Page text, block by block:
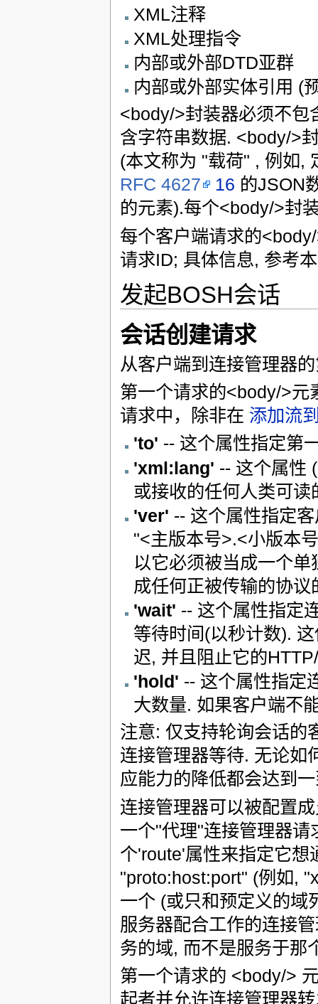
XML注释
XML处理指令
内部或外部DTD亚群
内部或外部实体引用 (
<body/>封装器必须不包
含字符串数据. <body/>
(本文称为 "载荷" , 例如,
RFC 4627
16 的JSON
的元素).每个<body/>封
每个客户端请求的
请求ID; 具体信息, 参考
发起BOSH会话
会话创建请求
从客户端到连接管理器
第一个请求的<body/>元
请求中，除非在 添加流
'to' -- 这个属性指定第
'xml:lang' -- 这个属性
或接收的任何人类可
'ver' -- 这个属性指定
"<主版本号>.<小版本
以它必须被当成一个
成任何正被传输的协议
'wait' -- 这个属性指定
等待时间(以秒计数).
迟, 并且阻止它的
'hold' -- 这个属性指定
大数量. 如果客户端不
注意: 仅支持轮询会话的
连接管理器等待. 无论如
应能力的降低都会达到
连接管理器可以被配置
一个"代理"连接管理器
个'route'属性来指定它想
"proto:host:port" (例如,
一个 (或只和预定义的域
服务器配合工作的连接
务的域, 而不是服务于那
第一个请求的 <body/>
起者并允许连接管理器